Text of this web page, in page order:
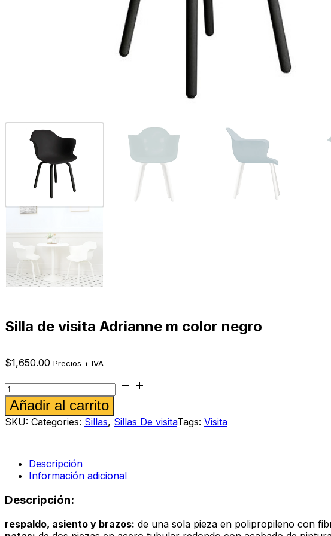
Silla de visita Adrianne m color negro
$1,650.00 Precios + IVA
Silla
de
visita
Adrianne
m
cantidad
Añadir al carrito
SKU: Categories: Sillas, Sillas De visitaTags: Visita
Descripción
Información adicional
Descripción:
respaldo, asiento y brazos: de una sola pieza en polipropileno con